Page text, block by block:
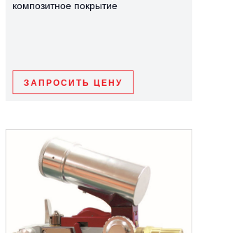
композитное покрытие
ЗАПРОСИТЬ ЦЕНУ